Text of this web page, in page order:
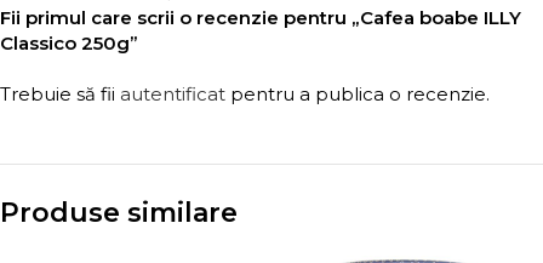
Fii primul care scrii o recenzie pentru „Cafea boabe ILLY
Classico 250g”
Trebuie să fii autentificat pentru a publica o recenzie.
Produse similare